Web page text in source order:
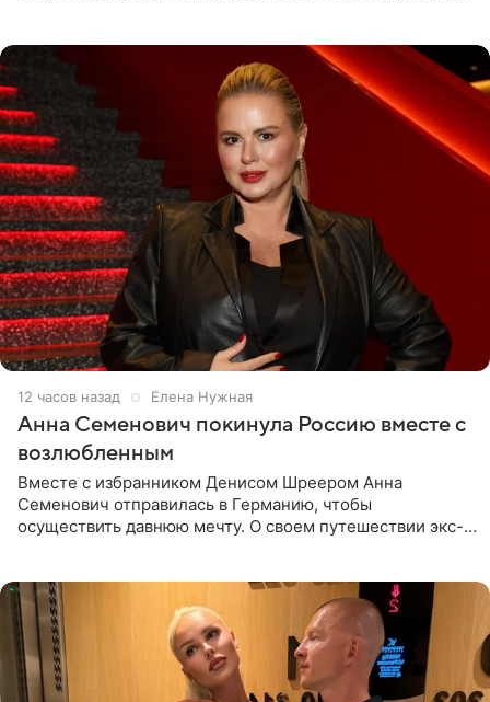
12 часов назад Елена Нужная
Анна Семенович покинула Россию вместе с
возлюбленным
Вместе с избранником Денисом Шреером Анна
Семенович отправилась в Германию, чтобы
осуществить давнюю мечту. О своем путешествии экс-